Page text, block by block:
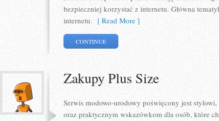
bezpieczniej korzystać z internetu. Główna
internetu. [ Read More ]
CONTINUE
Zakupy Plus Size
Serwis modowo-urodowy poświęcony jest
oraz praktycznym wskazówkom dla osób, które